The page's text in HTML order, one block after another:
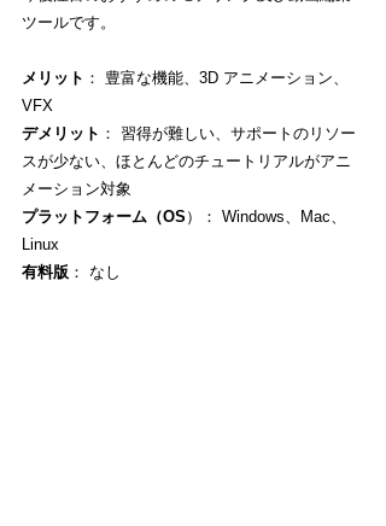
ツールです。
メリット ： 豊富な機能、3D アニメーション、
VFX
デメリット ： 習得が難しい、サポートのリソー
スが少ない、ほとんどのチュートリアルがアニ
メーション対象
プラットフォーム（OS ）： Windows、Mac、
Linux
有料版 ： なし